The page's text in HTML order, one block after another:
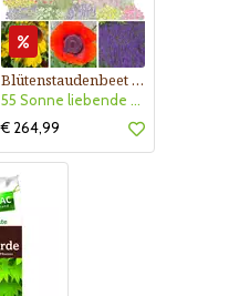
Blütenstaudenbeet Kollektion Nr. 504
55 Sonne liebende Stauden für 6 m² Beet mit Pflanzplan
€ 264,99